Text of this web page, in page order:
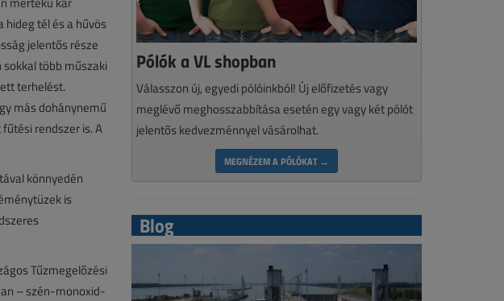
hideg tél és a hűvös
jelentős része
több műszaki
terhelést.
más dohánynemű
rendszer is. A
könnyedén
is
Tűzmegelőzési
– szén-monoxid-
Pólók a VL shopban
Válasszon új, egyedi pólóinkból! Új előfizetés vagy
meglévő meghosszabbítása esetén egy vagy két pólót
jelentős kedvezménnyel vásárolhat.
MEGNÉZEM A PÓLÓKAT →
Blog